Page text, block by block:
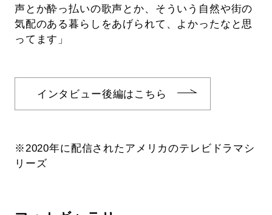
声とか酔っ払いの歌声とか、そういう自然や街の
気配のある暮らしをあげられて、よかったなと思
ってます」
インタビュー後編はこちら
※2020年に配信されたアメリカのテレビドラマシ
リーズ